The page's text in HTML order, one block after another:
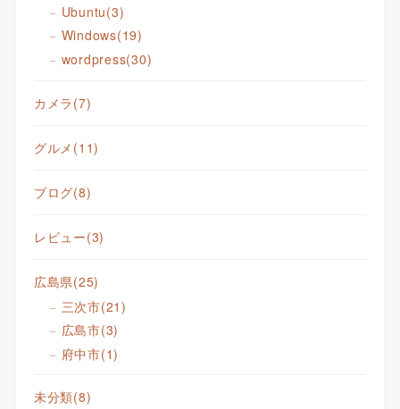
Ubuntu(3)
Windows(19)
wordpress(30)
カメラ (7)
グルメ (11)
ブログ(8)
レビュー(3)
広島県(25)
三次市(21)
広島市(3)
府中市(1)
未分類(8)